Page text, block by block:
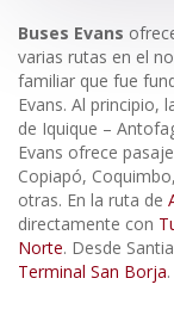
Buses Evans
varias rutas en el
familiar que fue
Evans. Al principio,
de Iquique –
Evans ofrece
Copiapó,
otras. En la ruta de
directamente con
Norte. Desde
Terminal San Borja.